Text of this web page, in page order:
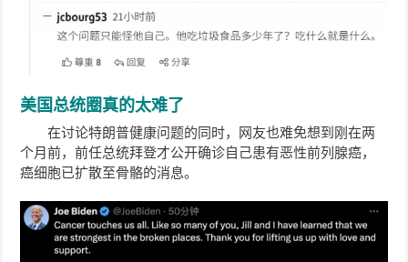
美国总统圈真的太难了
在讨论特朗普健康问题的同时，网友也难免想到刚在两
个月前，前任总统拜登才公开确诊自己患有恶性前列腺癌，
癌细胞已扩散至骨骼的消息。